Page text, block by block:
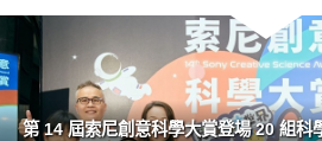
第 14 屆索尼創意科學大賞登場 20 組科